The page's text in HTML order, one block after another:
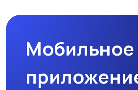
Медицина
Мобильное